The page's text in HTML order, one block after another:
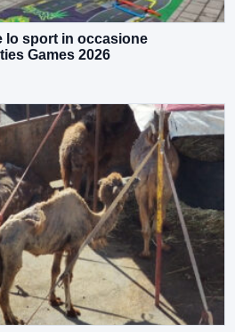
lo sport in occasione
Games 2026